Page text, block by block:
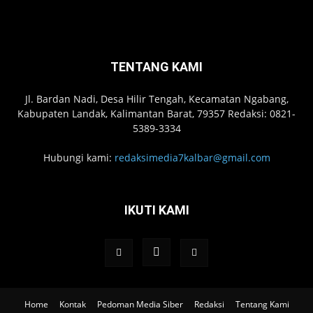
TENTANG KAMI
Jl. Bardan Nadi, Desa Hilir Tengah, Kecamatan Ngabang,
Kabupaten Landak, Kalimantan Barat, 79357 Redaksi: 0821-
5389-3334
Hubungi kami: redaksimedia7kalbar@gmail.com
IKUTI KAMI
Home Kontak Pedoman Media Siber Redaksi Tentang Kami